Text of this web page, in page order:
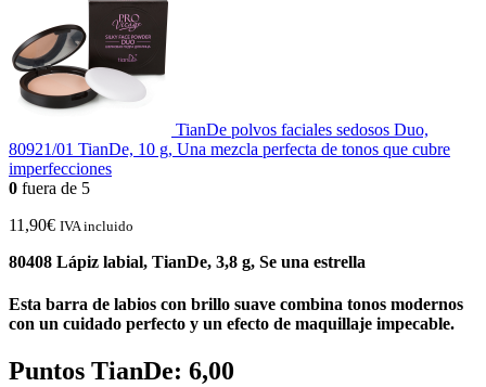
TianDe polvos faciales sedosos Duo,
80921/01 TianDe, 10 g, Una mezcla perfecta de tonos que cubre
imperfecciones
0 fuera de 5
11,90€ IVA incluido
80408 Lápiz labial, TianDe, 3,8 g, Se una estrella
Esta barra de labios con brillo suave combina tonos modernos
con un cuidado perfecto y un efecto de maquillaje impecable.
Puntos TianDe: 6,00